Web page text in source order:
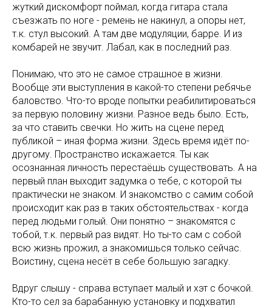
жуткий дискомфорт поймал, когда гитара стала
съезжать по ноге - ремень не накинул, а опоры нет,
т.к. стул высокий. А там две модуляции, барре. И из
комбарей не звучит. Лабал, как в последний раз.
Понимаю, что это не самое страшное в жизни.
Вообще эти выступления в какой-то степени ребячье
баловство. Что-то вроде попытки реабилитироваться
за первую половину жизни. Разное ведь было. Есть,
за что ставить свечки. Но жить на сцене перед
публикой – иная форма жизни. Здесь время идёт по-
другому. Пространство искажается. Ты как
осознанная личность перестаёшь существовать. А на
первый план выходит задумка о тебе, с которой ты
практически не знаком. И знакомство с самим собой
происходит как раз в таких обстоятельствах - когда
перед людьми голый. Они понятно – знакомятся с
тобой, т.к. первый раз видят. Но ты-то сам с собой
всю жизнь прожил, а знакомишься только сейчас.
Воистину, сцена несёт в себе большую загадку.
Вдруг слышу - справа вступает малый и хэт с бочкой.
Кто-то сел за барабанную установку и подхватил